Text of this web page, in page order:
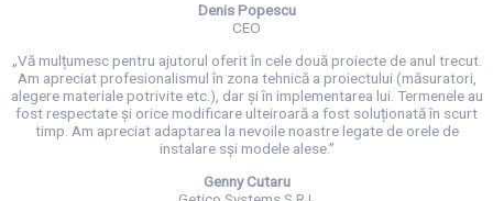
Denis Popescu
CEO
„Vă mulțumesc pentru ajutorul oferit în cele două proiecte de anul trecut.
Am apreciat profesionalismul în zona tehnică a proiectului (măsuratori,
alegere materiale potrivite etc.), dar și în implementarea lui. Termenele au
fost respectate și orice modificare ulteiroară a fost soluționată în scurt
timp. Am apreciat adaptarea la nevoile noastre legate de orele de
instalare sși modele alese.”
Genny Cutaru